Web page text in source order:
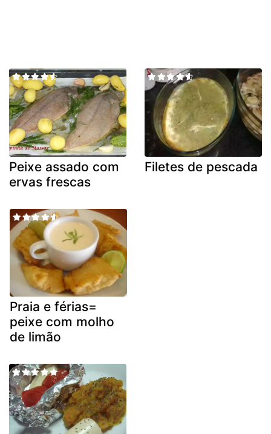
Peixe assado com
ervas frescas
Filetes de pescada
Praia e férias=
peixe com molho
de limão